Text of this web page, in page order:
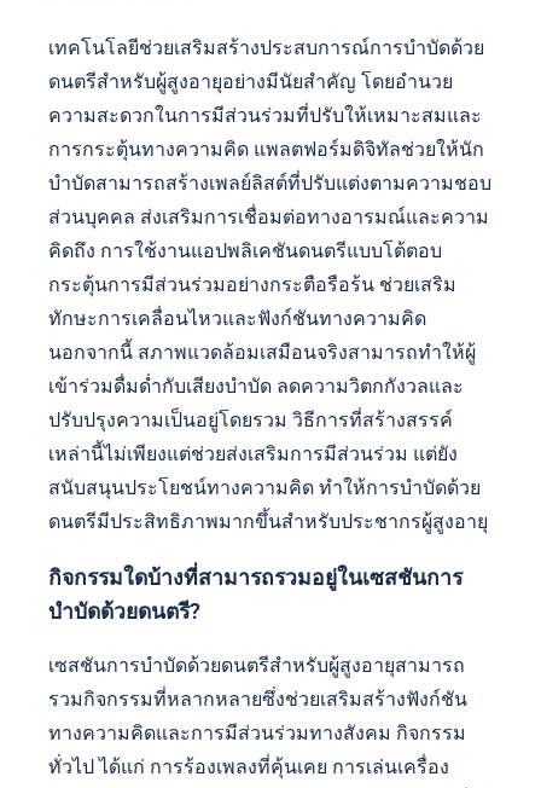
เทคโนโลยีช่วยเสริมสร้างประสบการณ์การบำบัดด้วย
ดนตรีสำหรับผู้สูงอายุอย่างมีนัยสำคัญ โดยอำนวย
ความสะดวกในการมีส่วนร่วมที่ปรับให้เหมาะสมและ
การกระตุ้นทางความคิด แพลตฟอร์มดิจิทัลช่วยให้นัก
บำบัดสามารถสร้างเพลย์ลิสต์ที่ปรับแต่งตามความชอบ
ส่วนบุคคล ส่งเสริมการเชื่อมต่อทางอารมณ์และความ
คิดถึง การใช้งานแอปพลิเคชันดนตรีแบบโต้ตอบ
กระตุ้นการมีส่วนร่วมอย่างกระตือรือร้น ช่วยเสริม
ทักษะการเคลื่อนไหวและฟังก์ชันทางความคิด
นอกจากนี้ สภาพแวดล้อมเสมือนจริงสามารถทำให้ผู้
เข้าร่วมดื่มด่ำกับเสียงบำบัด ลดความวิตกกังวลและ
ปรับปรุงความเป็นอยู่โดยรวม วิธีการที่สร้างสรรค์
เหล่านี้ไม่เพียงแต่ช่วยส่งเสริมการมีส่วนร่วม แต่ยัง
สนับสนุนประโยชน์ทางความคิด ทำให้การบำบัดด้วย
ดนตรีมีประสิทธิภาพมากขึ้นสำหรับประชากรผู้สูงอายุ
กิจกรรมใดบ้างที่สามารถรวมอยู่ในเซสชันการ
บำบัดด้วยดนตรี?
เซสชันการบำบัดด้วยดนตรีสำหรับผู้สูงอายุสามารถ
รวมกิจกรรมที่หลากหลายซึ่งช่วยเสริมสร้างฟังก์ชัน
ทางความคิดและการมีส่วนร่วมทางสังคม กิจกรรม
ทั่วไป ได้แก่ การร้องเพลงที่คุ้นเคย การเล่นเครื่อง